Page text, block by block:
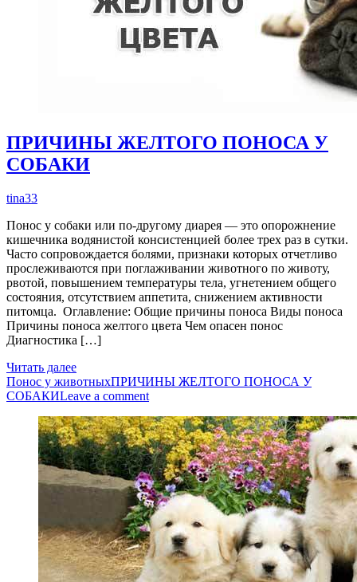
ПРИЧИНЫ ЖЕЛТОГО ПОНОСА У
СОБАКИ
tina33
Понос у собаки или по-другому диарея — это опорожнение
кишечника водянистой консистенцией более трех раз в сутки.
Часто сопровождается болями, признаки которых отчетливо
прослеживаются при поглаживании животного по животу,
рвотой, повышением температуры тела, угнетением общего
состояния, отсутствием аппетита, снижением активности
питомца. Оглавление: Общие причины поноса Виды поноса
Причины поноса желтого цвета Чем опасен понос
Диагностика […]
Читать далее
Понос у животныхПРИЧИНЫ ЖЕЛТОГО ПОНОСА У
СОБАКИLeave a comment